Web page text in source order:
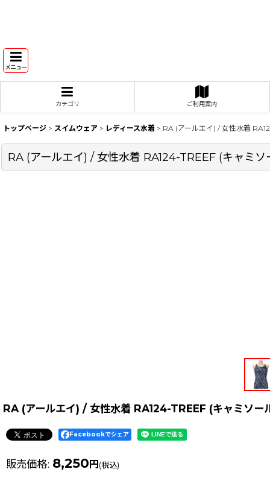
メニュー
カテゴリ ご利用案内
トップページ > スイムウェア > レディース水着 > RA (アールエイ) / 女性水着
RA (アールエイ) / 女性水着 RA124-TREEF (キャミ
RA (アールエイ) / 女性水着 RA124-TREEF (キャミソー
Facebookでシェア
販売価格: 8,250 円 (税込)